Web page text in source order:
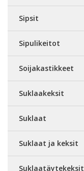
Sipsit
Sipulikeitot
Soijakastikkeet
Suklaakeksit
Suklaat
Suklaat ja keksit
Suklaatäytekeksit